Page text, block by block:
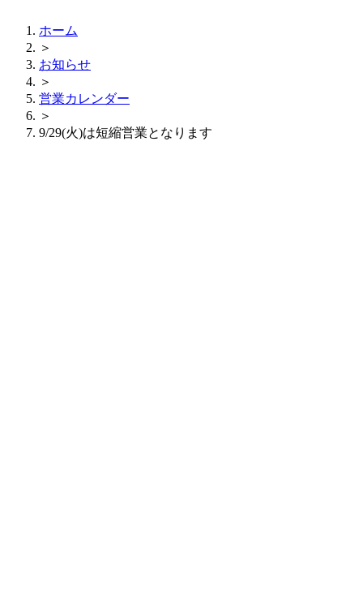
ホーム
＞
お知らせ
＞
営業カレンダー
＞
9/29(火)は短縮営業となります